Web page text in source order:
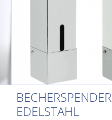
BECHERSPENDER
EDELSTAHL